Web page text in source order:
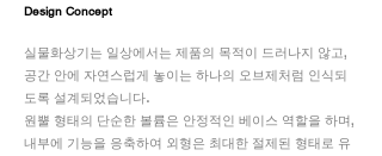
Design Concept
실물화상기는 일상에서는 제품의 목적이 드러나지 않고,
공간 안에 자연스럽게 놓이는 하나의 오브제처럼 인식되
도록 설계되었습니다.
원뿔 형태의 단순한 볼륨은 안정적인 베이스 역할을 하며,
내부에 기능을 응축하여 외형은 최대한 절제된 형태로 유